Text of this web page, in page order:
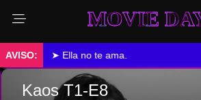
MOVIE DAYS
➤ Ella no te ama.